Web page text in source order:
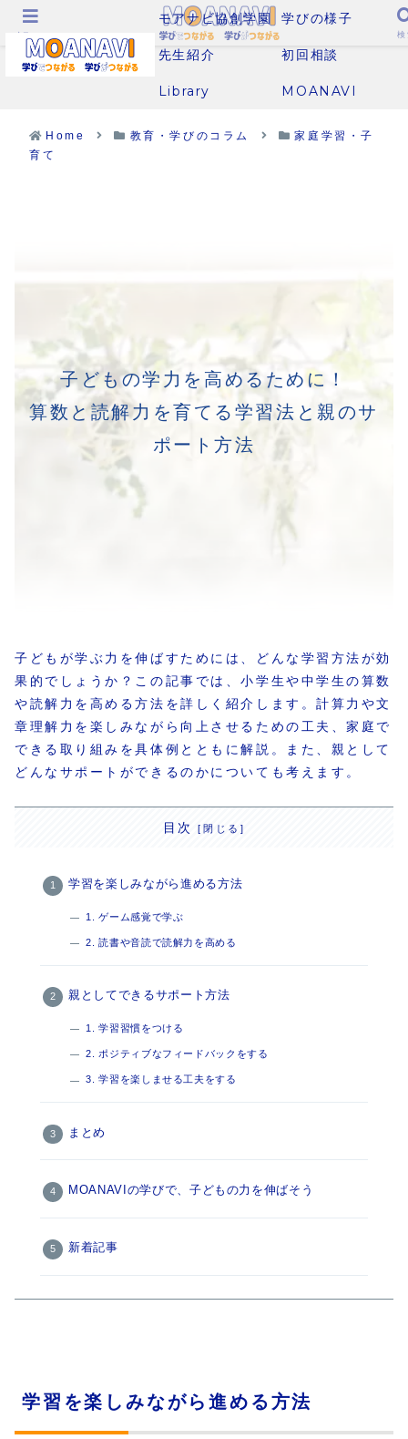
モアナビ協創学園 学びの様子
先生紹介 初回相談
Library MOANAVI
Home 教育・学びのコラム
家庭学習・子
育て
子どもの学力を高めるために！
算数と読解力を育てる学習法と親のサ
ポート方法
子どもが学ぶ力を伸ばすためには、どんな学習方法が効
果的でしょうか？この記事では、小学生や中学生の算数
や読解力を高める方法を詳しく紹介します。計算力や文
章理解力を楽しみながら向上させるための工夫、家庭で
できる取り組みを具体例とともに解説。また、親として
どんなサポートができるのかについても考えます。
目次
学習を楽しみながら進める方法
1. ゲーム感覚で学ぶ
2. 読書や音読で読解力を高める
親としてできるサポート方法
1. 学習習慣をつける
2. ポジティブなフィードバックをする
3. 学習を楽しませる工夫をする
まとめ
MOANAVIの学びで、子どもの力を伸ばそう
新着記事
学習を楽しみながら進める方法
メニュー